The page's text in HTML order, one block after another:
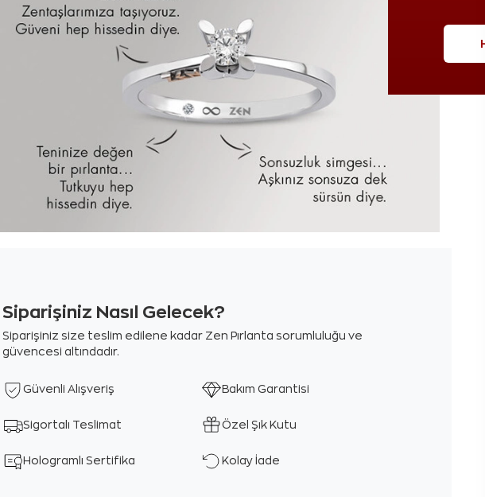
Siparişiniz Nasıl Gelecek?
Siparişiniz size teslim edilene kadar Zen Pırlanta sorumluluğu ve
güvencesi altındadır.
Güvenli Alışveriş Bakım Garantisi
Sigortalı Teslimat Özel Şık Kutu
Hologramlı Sertifika Kolay İade